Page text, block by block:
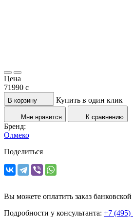
Цена
71990 c
В корзину Купить в один клик
Мне нравится К сравнению
Бренд:
Олмеко
Поделиться
Вы можете оплатить заказ банковской
Подробности у консультанта: +7 (495)